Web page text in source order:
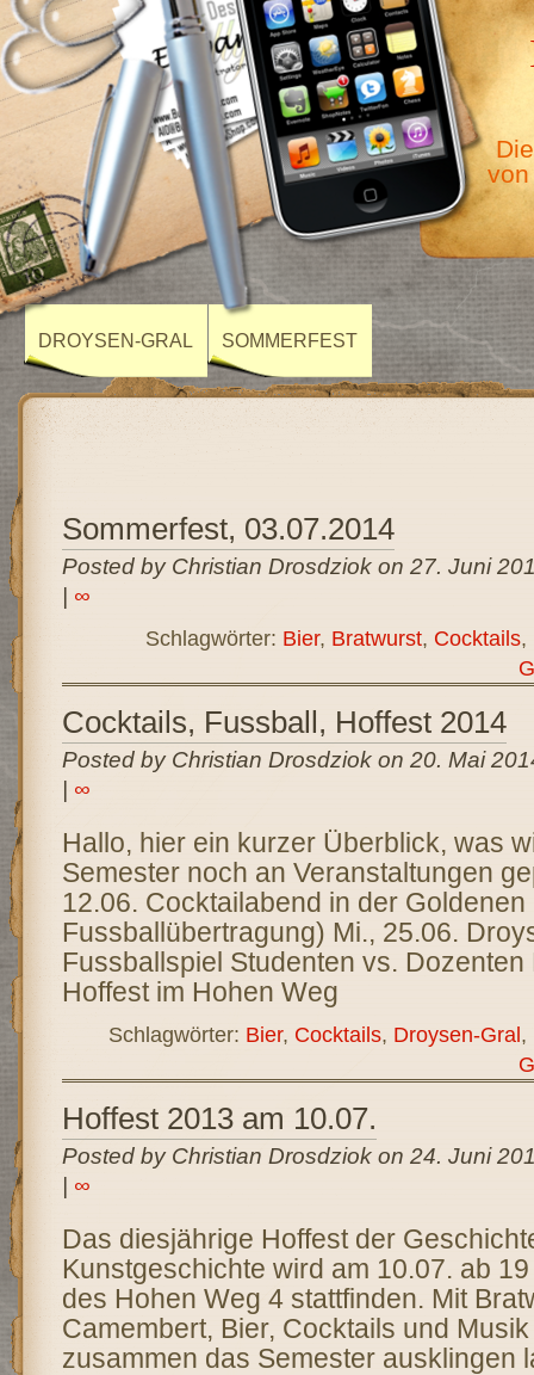
DROYSEN-GRAL SOMMERFEST
Sommerfest, 03.07.2014
Posted by Christian Drosdziok on 27. Juni
∞
Schlagwörter: Bier, Bratwurst, Cocktails,
Cocktails, Fussball, Hoffest 2014
Posted by Christian Drosdziok on 20. Mai
∞
Hallo, hier ein kurzer Überblick, was
Semester noch an Veranstaltungen
12.06. Cocktailabend in der
Fussballübertragung) Mi., 25.06.
Fussballspiel Studenten vs. Dozenten
Hoffest im Hohen Weg
Schlagwörter: Bier, Cocktails, Droysen-Gral,
Hoffest 2013 am 10.07.
Posted by Christian Drosdziok on 24. Juni
∞
Das diesjährige Hoffest der
Kunstgeschichte wird am 10.07. ab
des Hohen Weg 4 stattfinden. Mit
Camembert, Bier, Cocktails und
zusammen das Semester ausklingen